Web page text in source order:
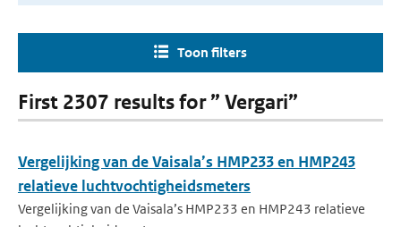
Toon filters
First 2307 results for ” Vergari”
Vergelijking van de Vaisala’s HMP233 en HMP243
relatieve luchtvochtigheidsmeters
Vergelijking van de Vaisala’s HMP233 en HMP243 relatieve